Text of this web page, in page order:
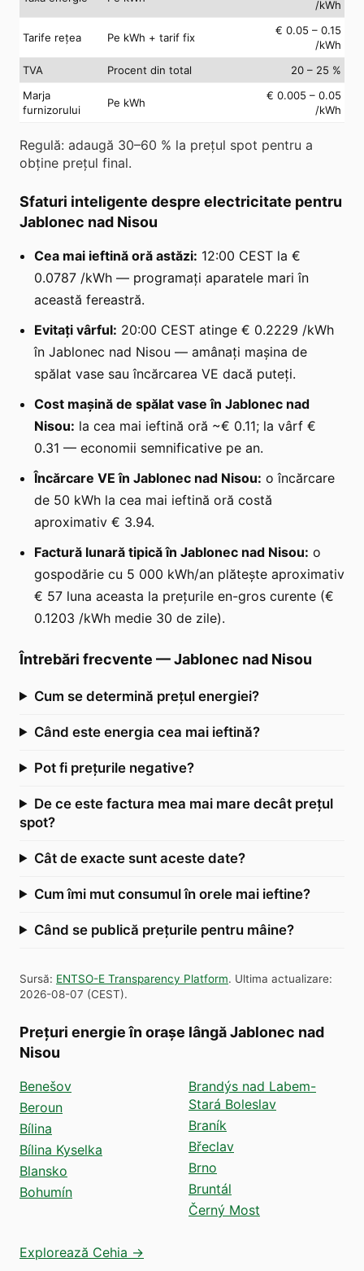
/kWh
Tarife rețea Pe kWh + tarif fix
€ 0.05 – 0.15
/kWh
TVA
Procent din total
20 – 25 %
Marja
furnizorului
Pe kWh
€ 0.005 – 0.05
/kWh
Regulă: adaugă 30–60 % la prețul spot pentru a
obține prețul final.
Sfaturi inteligente despre electricitate pentru
Jablonec nad Nisou
Cea mai ieftină oră astăzi: 12:00 CEST la €
0.0787 /kWh — programați aparatele mari în
această fereastră.
Evitați vârful: 20:00 CEST atinge € 0.2229 /kWh
în Jablonec nad Nisou — amânați mașina de
spălat vase sau încărcarea VE dacă puteți.
Cost mașină de spălat vase în Jablonec nad
Nisou: la cea mai ieftină oră ~€ 0.11; la vârf €
0.31 — economii semnificative pe an.
Încărcare VE în Jablonec nad Nisou: o încărcare
de 50 kWh la cea mai ieftină oră costă
aproximativ € 3.94.
Factură lunară tipică în Jablonec nad Nisou: o
gospodărie cu 5 000 kWh/an plătește aproximativ
€ 57 luna aceasta la prețurile en-gros curente (€
0.1203 /kWh medie 30 de zile).
Întrebări frecvente —Jablonec nad Nisou
Cum se determină prețul energiei?
Când este energia cea mai ieftină?
Pot fi prețurile negative?
De ce este factura mea mai mare decât prețul
spot?
Cât de exacte sunt aceste date?
Cum îmi mut consumul în orele mai ieftine?
Când se publică prețurile pentru mâine?
Sursă: ENTSO-E Transparency Platform. Ultima actualizare:
2026-08-07 (CEST).
Prețuri energie în orașe lângă Jablonec nad
Nisou
Benešov
Beroun
Bílina
Bílina Kyselka
Blansko
Bohumín
Brandýs nad Labem-
Stará Boleslav
Braník
Břeclav
Brno
Bruntál
Černý Most
Explorează Cehia →